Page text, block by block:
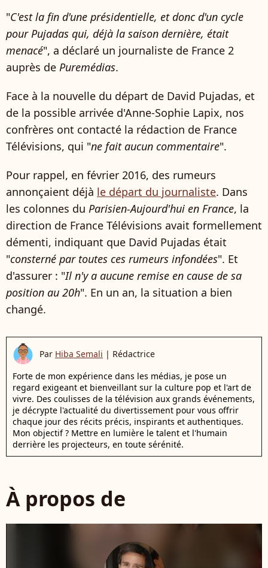
"C'est la fin d'une présidentielle, et donc d'un cycle
pour Pujadas qui, déjà la saison dernière, était
menacé", a déclaré un journaliste de France 2
auprès de Puremédias.
Face à la nouvelle du départ de David Pujadas, et
de la possible arrivée d'Anne-Sophie Lapix, nos
confrères ont contacté la rédaction de France
Télévisions, qui "ne fait aucun commentaire".
Pour rappel, en février 2016, des rumeurs
annonçaient déjà le départ du journaliste. Dans
les colonnes du Parisien-Aujourd'hui en France, la
direction de France Télévisions avait formellement
démenti, indiquant que David Pujadas était
"consterné par toutes ces rumeurs infondées". Et
d'assurer : "Il n'y a aucune remise en cause de sa
position au 20h". En un an, la situation a bien
changé.
Par Hiba Semali | Rédactrice
Forte de mon expérience dans les médias, je pose un
regard exigeant et bienveillant sur la culture pop et l'art de
vivre. Des coulisses de la télévision aux grands événements,
je décrypte l'actualité du divertissement pour vous offrir
chaque jour des récits précis, inspirants et authentiques.
Mon objectif ? Mettre en lumière le talent et l'humain
derrière les projecteurs, en toute sérénité.
À propos de